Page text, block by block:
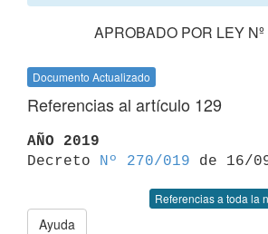
APROBADO POR LEY
Documento Actualizado
Referencias al artículo 129
AÑO 2019
Decreto
Nº 270/019
Referencias a toda la
Ayuda